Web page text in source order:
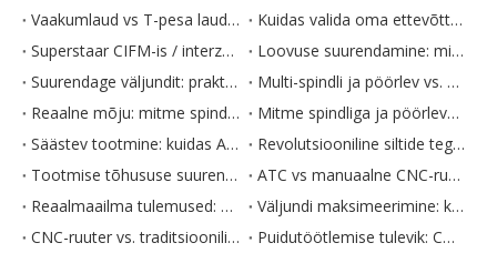
Vaakumlaud vs T-pesa laud CNC-ruuter: milline neist on puidutöötlemiseks parem?
Kuidas valida oma ettevõtte jaoks õige puidust CNC-ruuter
Superstaar CIFM-is / interzum guangzhou 2026: mida puidutöötlemistootjad CNC-lahendustest otsivad
Loovuse suurendamine: mitme spindli ja pöörleva CNC rakendused reklaamides
Suurendage väljundit: praktilised näpunäited mitme spindli ja pöörleva CNC efektiivsuse maksimeerimiseks
Multi-spindli ja pöörlev vs. standardne CNC: milline tööriist sobib teie toodanguga?
Reaalne mõju: mitme spindli ja pöörleva CNC-ruuteri rakendused puidutöötlemisel
Mitme spindliga ja pöörleva CNC-ruuter: tehnilised andmed ja funktsioonid sügav sukeldumine
Säästev tootmine: kuidas ATC CNC-ruuterid juhivad keskkonnasõbralikku tootmist
Revolutsiooniline siltide tegemine: ATC CNC-ruuteri rakendused ja juhtumiuuringud
Tootmise tõhususe suurendamine ATC CNC-ruuteriga: 5 ekspertide nõuannet
ATC vs manuaalne CNC-ruuter: milline masin sobib teie ettevõttele? (2026. aasta võrdlus)
Reaalmaailma tulemused: ATC CNC ruuteri rakendused kaasaegses puidutöötlemises
Väljundi maksimeerimine: kuidas optimeerida puidu CNC-ruuteri sätteid tõhususe tagamiseks
CNC-ruuter vs. traditsioonilised puidutöötlemistööriistad: milline on teie jaoks õige?
Puidutöötlemise tulevik: CNC-ruuterite suundumused ja turuväljavaated (2026)